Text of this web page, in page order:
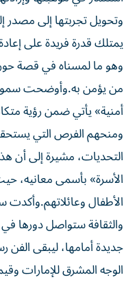
وتحويل تجربتها إلى مصدر
يمتلك قدرة فريدة على
وهو ما لمسناه في قصة
من يؤمن به.وأوضحت
أمنية» يأتي ضمن رؤية
ومنحهم الفرص التي
التحديات، مشيرة إلى أن
الأسرة» بأسمى معانيه،
الأطفال
والثقافة ستواصل دورها
جديدة أمامها، ليبقى الفن
الوجه المشرق للإمارات